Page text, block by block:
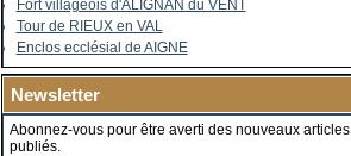
Fort villageois d'ALIGNAN du VENT
Tour de RIEUX en VAL
Enclos ecclésial de AIGNE
Newsletter
Abonnez-vous pour être averti des nouveaux articles
publiés.